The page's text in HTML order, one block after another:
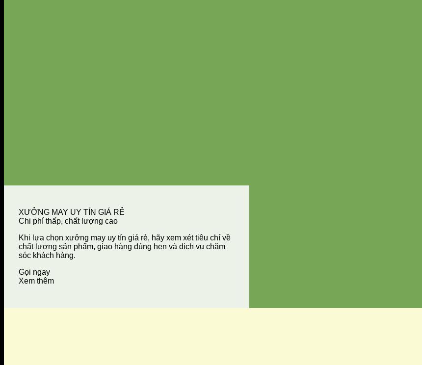
XƯỞNG MAY UY TÍN GIÁ RẺ
Chi phí thấp, chất lượng cao
Khi lựa chọn xưởng may uy tín giá rẻ, hãy xem xét tiêu chí về
chất lượng sản phẩm, giao hàng đúng hẹn và dịch vụ chăm
sóc khách hàng.
Gọi ngay
Xem thêm